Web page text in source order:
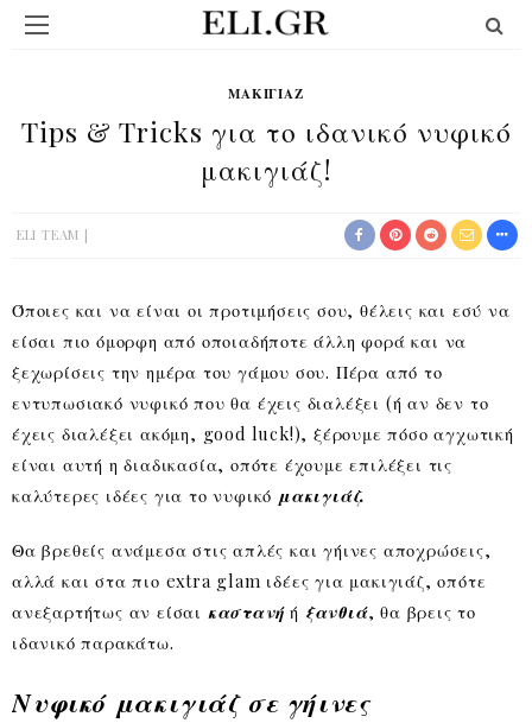
ΜΑΚΙΓΙΆΖ
Tips & Tricks για το ιδανικό νυφικό
μακιγιάζ!
ELI TEAM
Όποιες και να είναι οι προτιμήσεις σου, θέλεις και εσύ να
είσαι πιο όμορφη από οποιαδήποτε άλλη φορά και να
ξεχωρίσεις την ημέρα του γάμου σου. Πέρα από το
εντυπωσιακό νυφικό που θα έχεις διαλέξει (ή αν δεν το
έχεις διαλέξει ακόμη, good luck!), ξέρουμε πόσο αγχωτική
είναι αυτή η διαδικασία, οπότε έχουμε επιλέξει τις
καλύτερες ιδέες για το νυφικό μακιγιάζ.
Θα βρεθείς ανάμεσα στις απλές και γήινες αποχρώσεις,
αλλά και στα πιο extra glam ιδέες για μακιγιάζ, οπότε
ανεξαρτήτως αν είσαι καστανή ή ξανθιά, θα βρεις το
ιδανικό παρακάτω.
Νυφικό μακιγιάζ σε γήινες